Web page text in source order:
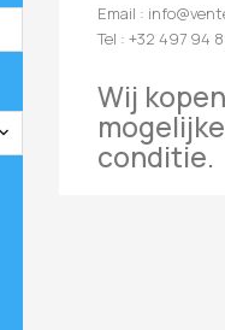
Email :
Tel : +32 497 94
Wij
conditie.